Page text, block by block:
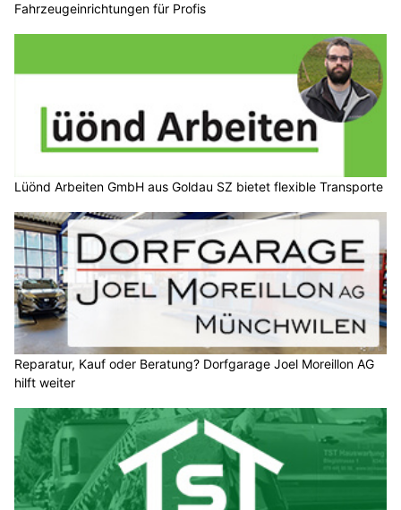
Fahrzeugeinrichtungen für Profis
Lüönd Arbeiten GmbH aus Goldau SZ bietet flexible Transporte
Reparatur, Kauf oder Beratung? Dorfgarage Joel Moreillon AG
hilft weiter